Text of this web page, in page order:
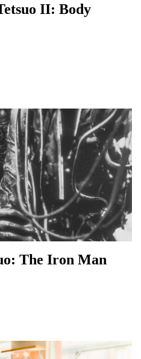
II: Body
The Iron Man